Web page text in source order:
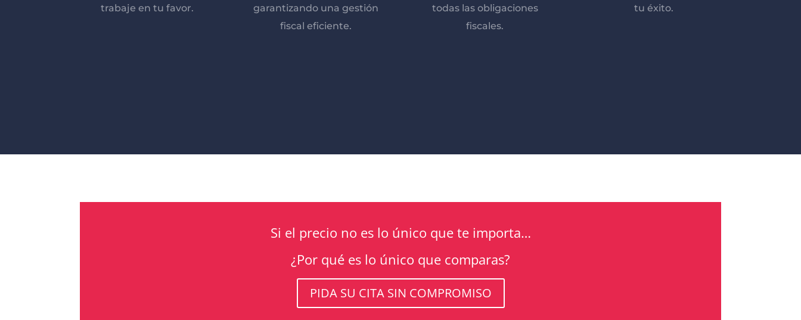
trabaje en tu favor.
garantizando una gestión
fiscal eficiente.
todas las obligaciones
fiscales.
tu éxito.
Si el precio no es lo único que te importa…
¿Por qué es lo único que comparas?
PIDA SU CITA SIN COMPROMISO